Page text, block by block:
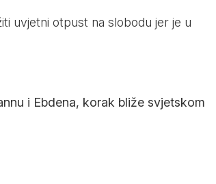
uvjetni otpust na slobodu jer je u
i Ebdena, korak bliže svjetskom